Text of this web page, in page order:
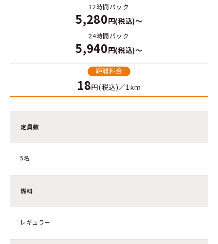
12時間パック
5,280円(税込)～
24時間パック
5,940円(税込)～
距離料金
18円(税込)／1km
定員数
5名
燃料
レギュラー